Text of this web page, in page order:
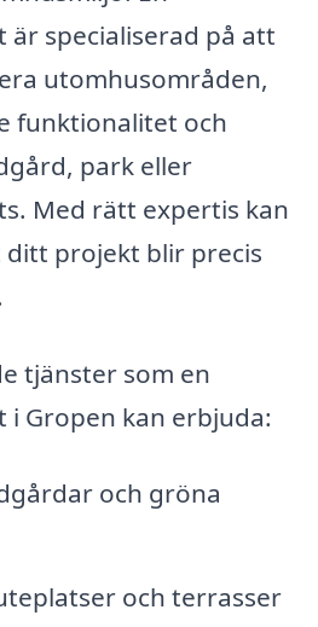
är specialiserad på att
utomhusområden,
funktionalitet och
park eller
Med rätt expertis kan
projekt blir precis
tjänster som en
i Gropen kan erbjuda:
och gröna
och terrasser